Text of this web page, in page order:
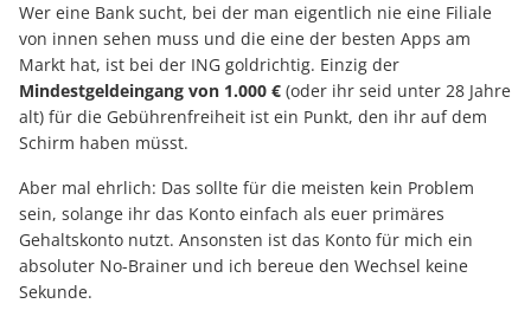
Wer eine Bank sucht, bei der man eigentlich nie eine Filiale
von innen sehen muss und die eine der besten Apps am
Markt hat, ist bei der ING goldrichtig. Einzig der
Mindestgeldeingang von 1.000 € (oder ihr seid unter 28 Jahre
alt) für die Gebührenfreiheit ist ein Punkt, den ihr auf dem
Schirm haben müsst.
Aber mal ehrlich: Das sollte für die meisten kein Problem
sein, solange ihr das Konto einfach als euer primäres
Gehaltskonto nutzt. Ansonsten ist das Konto für mich ein
absoluter No-Brainer und ich bereue den Wechsel keine
Sekunde.